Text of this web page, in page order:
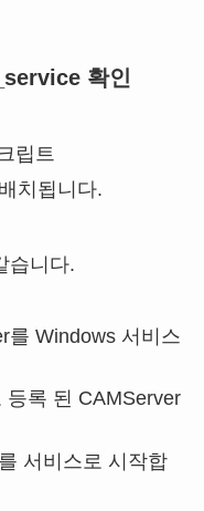
확인
립트
치됩니다.
습니다.
를 Windows 서비스
등록 된 CAMServer
서비스로 시작합